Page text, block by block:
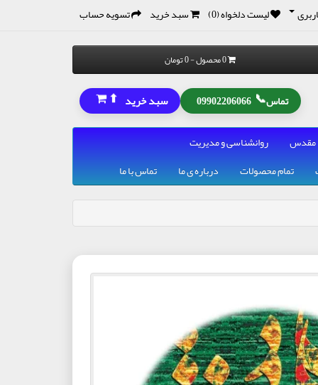
لیست دلخواه (0) سبد خرید تسویه حساب
0 محصول - 0 تومان
تماس📞
09902206066 سبد خرید ⬆
مقدس
روانشناسی و مدیریت
تمام محصولات درباره ی ما تماس با ما